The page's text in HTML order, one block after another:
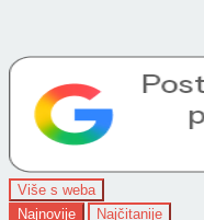
Više s weba
Najnovije
Najčitanije